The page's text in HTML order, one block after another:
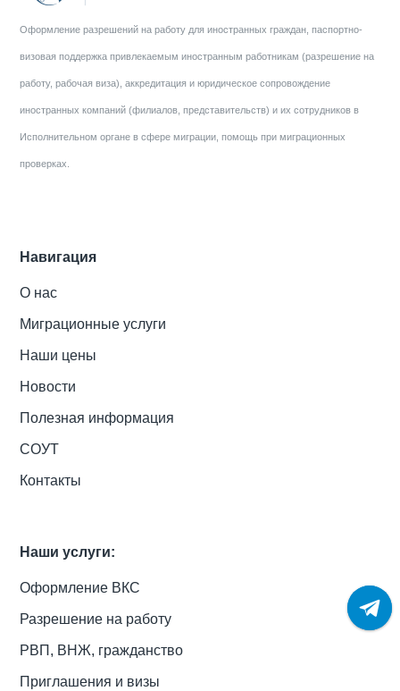
Оформление разрешений на работу для иностранных граждан, паспортно-
визовая поддержка привлекаемым иностранным работникам (разрешение на
работу, рабочая виза), аккредитация и юридическое сопровождение
иностранных компаний (филиалов, представительств) и их сотрудников в
Исполнительном органе в сфере миграции, помощь при миграционных
проверках.
Навигация
О нас
Миграционные услуги
Наши цены
Новости
Полезная информация
СОУТ
Контакты
Наши услуги:
Оформление ВКС
Разрешение на работу
РВП, ВНЖ, гражданство
Приглашения и визы